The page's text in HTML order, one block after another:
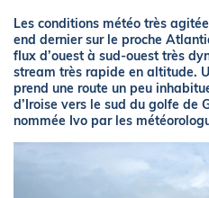
Les conditions météo très
end dernier sur le proche
flux d’ouest à sud-ouest très
stream très rapide en altitude.
prend une route un peu
d’Iroise vers le sud du golfe de
nommée Ivo par les